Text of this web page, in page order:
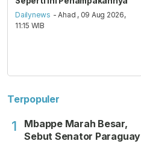
Dailynews - Ahad , 09 Aug 2026,
11:15 WIB
Terpopuler
1
Mbappe Marah Besar,
Sebut Senator Paraguay